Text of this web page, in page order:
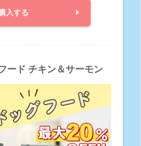
入する
ード チキン＆サーモン